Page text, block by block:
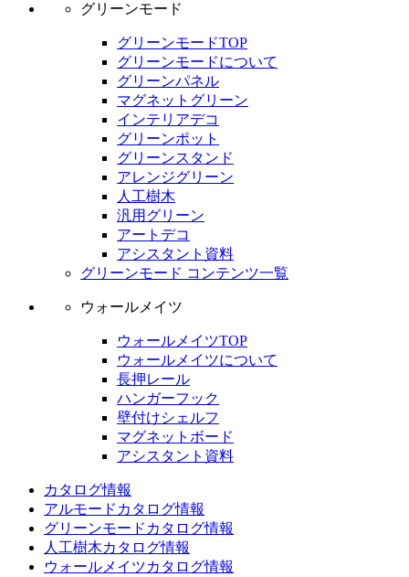
グリーンモード
グリーンモードTOP
グリーンモードについて
グリーンパネル
マグネットグリーン
インテリアデコ
グリーンポット
グリーンスタンド
アレンジグリーン
人工樹木
汎用グリーン
アートデコ
アシスタント資料
グリーンモード コンテンツ一覧
ウォールメイツ
ウォールメイツTOP
ウォールメイツについて
長押レール
ハンガーフック
壁付けシェルフ
マグネットボード
アシスタント資料
カタログ情報
アルモードカタログ情報
グリーンモードカタログ情報
人工樹木カタログ情報
ウォールメイツカタログ情報